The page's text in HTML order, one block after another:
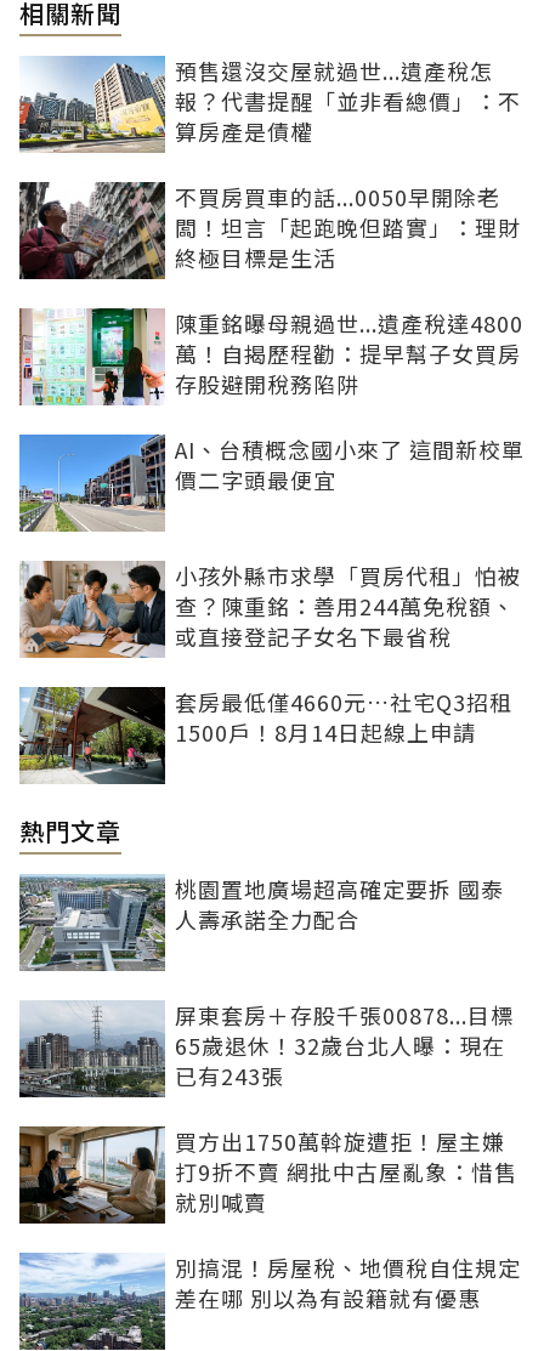
相關新聞
預售還沒交屋就過世...遺產稅怎
報？代書提醒「並非看總價」：不
算房產是債權
不買房買車的話...0050早開除老
闆！坦言「起跑晚但踏實」：理財
終極目標是生活
陳重銘曝母親過世...遺產稅達4800
萬！自揭歷程勸：提早幫子女買房
存股避開稅務陷阱
AI、台積概念國小來了 這間新校單
價二字頭最便宜
小孩外縣市求學「買房代租」怕被
查？陳重銘：善用244萬免稅額、
或直接登記子女名下最省稅
套房最低僅4660元…社宅Q3招租
1500戶！8月14日起線上申請
熱門文章
桃園置地廣場超高確定要拆 國泰
人壽承諾全力配合
屏東套房＋存股千張00878...目標
65歲退休！32歲台北人曝：現在
已有243張
買方出1750萬斡旋遭拒！屋主嫌
打9折不賣 網批中古屋亂象：惜售
就別喊賣
別搞混！房屋稅、地價稅自住規定
差在哪 別以為有設籍就有優惠